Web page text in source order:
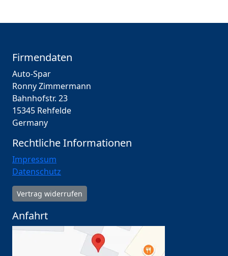
Firmendaten
Auto-Spar
Ronny Zimmermann
Bahnhofstr. 23
15345 Rehfelde
Germany
Rechtliche Informationen
Impressum
Datenschutz
Vertrag widerrufen
Anfahrt